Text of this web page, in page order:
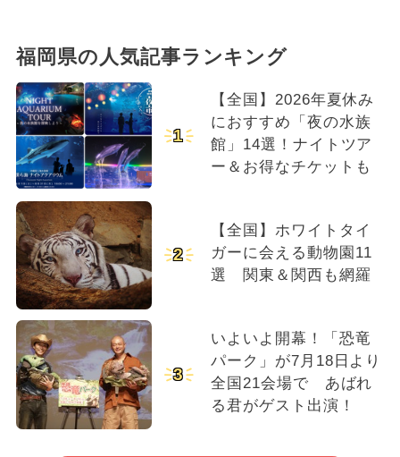
福岡県の人気記事ランキング
1
【全国】2026年夏休み
におすすめ「夜の水族
館」14選！ナイトツア
ー＆お得なチケットも
2
【全国】ホワイトタイ
ガーに会える動物園11
選 関東＆関西も網羅
3
いよいよ開幕！「恐竜
パーク」が7月18日より
全国21会場で あばれ
る君がゲスト出演！